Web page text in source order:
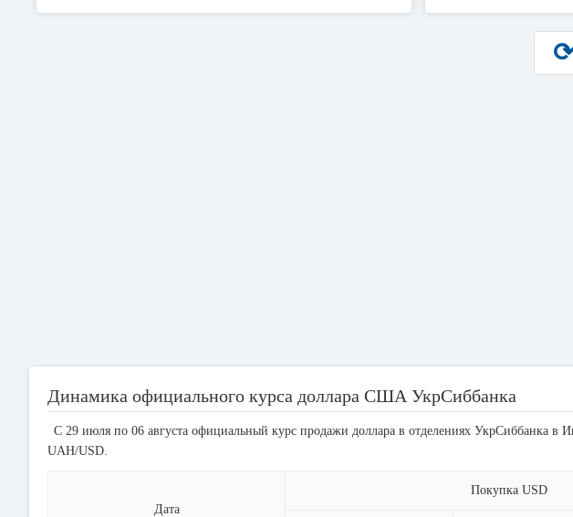
⟳
Динамика официального курса доллара США УкрСиббанка
С 29 июля по 06 августа официальный курс продажи доллара в отделениях УкрСиббанка
UAH/USD.
Дата
Покупка USD